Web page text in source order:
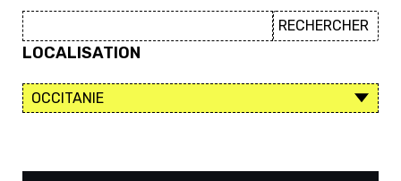
LOCALISATION